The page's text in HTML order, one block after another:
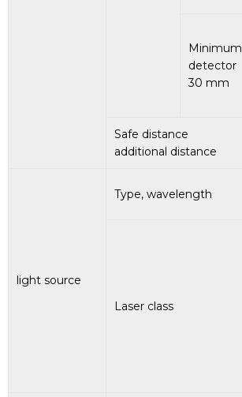
Minimum
detector
30 mm
Safe distance
additional distance
light source
Type, wavelength
Laser class